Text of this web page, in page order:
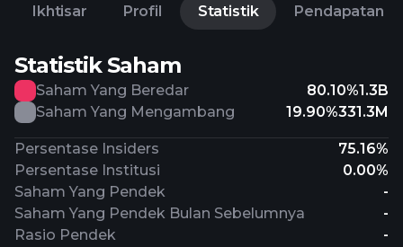
Ikhtisar Profil Statistik Pendapatan
Statistik Saham
Saham Yang Beredar 80.10%1.3B
Saham Yang Mengambang
19.90%331.3M
Persentase Insiders
75.16%
Persentase Institusi
0.00%
Saham Yang Pendek
-
Saham Yang Pendek Bulan Sebelumnya
-
Rasio Pendek
-